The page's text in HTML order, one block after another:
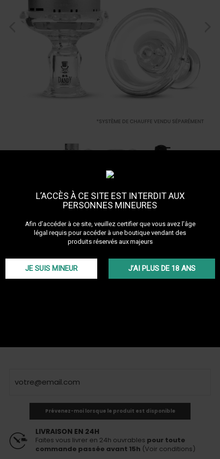
L’ACCÈS À CE SITE EST INTERDIT AUX
PERSONNES MINEURES
Afin d’accéder à ce site, veuillez certifier que vous avez l’âge
légal requis pour accéder à une boutique vendant des
produits réservés aux majeurs
JE SUIS MINEUR J’AI PLUS DE 18 ANS
Foyer Glassbowl FIX Dandy
Glass
Référence : glassbowlfix
Glass
Prévenez-moi lorsque le produit est disponible
LIVRAISON EN 24H
Faites vous livrer en 24h ouvrables pour toute
commande passée avant 15h (Voir conditions)